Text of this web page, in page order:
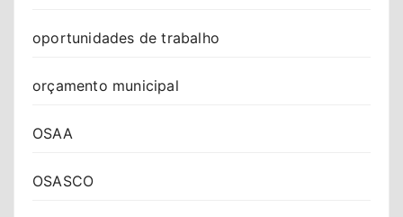
oportunidades de trabalho
orçamento municipal
OSAA
OSASCO